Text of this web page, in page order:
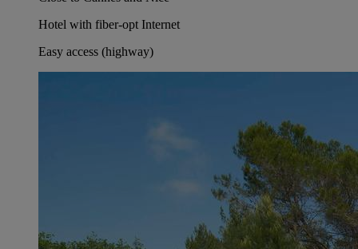
Hotel with fiber-opt Internet
Easy access (highway)